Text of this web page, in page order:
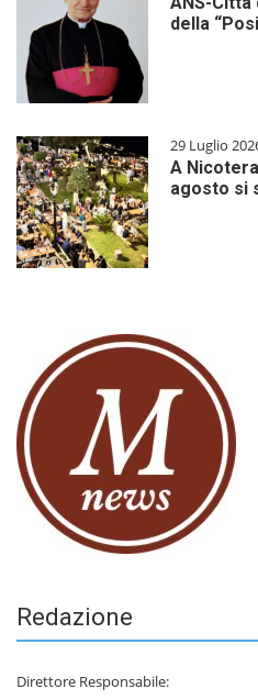
della
29 Luglio
A
agosto si
Redazione
Direttore Responsabile: